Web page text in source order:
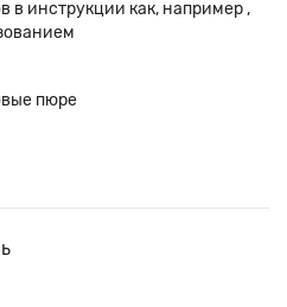
в инструкции как, например ,
пюре